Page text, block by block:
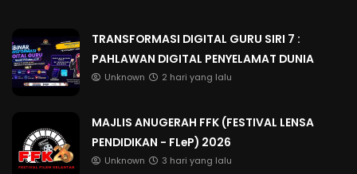
TRANSFORMASI DIGITAL GURU SIRI 7 :
PAHLAWAN DIGITAL PENYELAMAT DUNIA
Unknown 2 hari yang lalu
MAJLIS ANUGERAH FFK (FESTIVAL LENSA
PENDIDIKAN - FLeP) 2026
Unknown 3 hari yang lalu